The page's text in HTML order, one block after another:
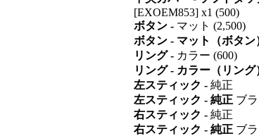
[EXOEM853] x1 (500)
ボタン - マット (2,500)
ボタン - マット（ボタン
リング - カラー (600)
リング - カラー（リング
左スティック -純正
左スティック - 純正 ブ
右スティック -純正
右スティック - 純正 ブ